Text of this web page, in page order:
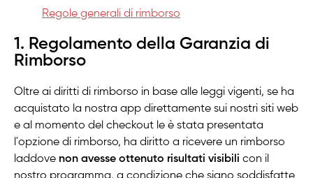
Regole generali di rimborso
1. Regolamento della Garanzia di
Rimborso
Oltre ai diritti di rimborso in base alle leggi vigenti, se ha
acquistato la nostra app direttamente sui nostri siti web
e al momento del checkout le è stata presentata
l'opzione di rimborso, ha diritto a ricevere un rimborso
laddove non avesse ottenuto risultati visibili con il
nostro programma, a condizione che siano soddisfatte